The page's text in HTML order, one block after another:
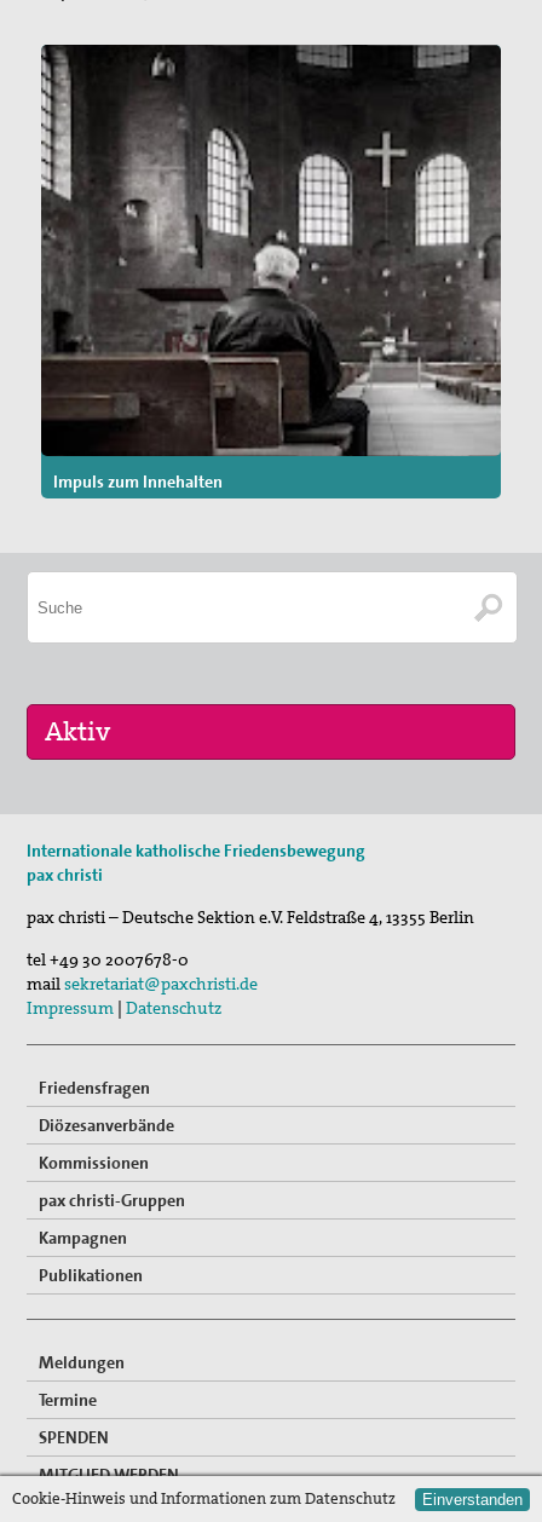
Impuls zum Innehalten
Friedensradwege 2026 in Schweinfurt
Ökumenische FriedensDekade
01. Aug 2026
Ökumenische Aktion Wanderfriedenskerze
Internationale katholische Friedensbewegung
pax christi
pax christi – Deutsche Sektion e.V.Feldstraße 4,13355 Berlin
tel+49 30 2007678-0
mailsekretariat@paxchristi.de
Impressum |Datenschutz
Friedensfragen
Diözesanverbände
Kommissionen
pax christi-Gruppen
Kampagnen
Publikationen
Meldungen
Termine
SPENDEN
MITGLIED WERDEN
Cookie-Hinweis und Informationen zum Datenschutz Einverstanden